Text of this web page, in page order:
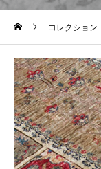
コレクション